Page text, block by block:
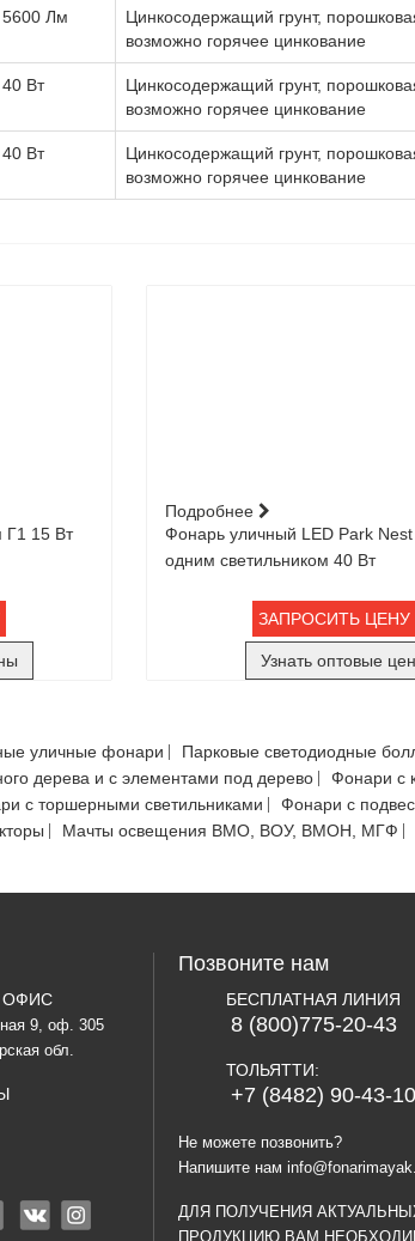
5600 Лм
Цинкосодержащий грунт,
возможно горячее цинкование
40 Вт
Цинкосодержащий грунт,
возможно горячее цинкование
40 Вт
Цинкосодержащий грунт,
возможно горячее цинкование
Г1 15 Вт
Подробнее
Фонарь уличный LED Park
одним светильником 40 Вт
ЗАПРОСИТЬ ЦЕНУ
Узнать оптовые
уличные фонари
Парковые светодиодные
дерева и с элементами под дерево
Фонари с
с торшерными светильниками
Фонари с
Мачты освещения ВМО, ВОУ, ВМОН, МГФ
ОФИС
9, оф. 305
обл.
Позвоните нам
БЕСПЛАТНАЯ ЛИНИЯ
8 (800)775-20-43
ТОЛЬЯТТИ:
+7 (8482) 90-43-10
Не можете позвонить?
Напишите нам
ДЛЯ ПОЛУЧЕНИЯ
ПРОДУКЦИЮ ВАМ